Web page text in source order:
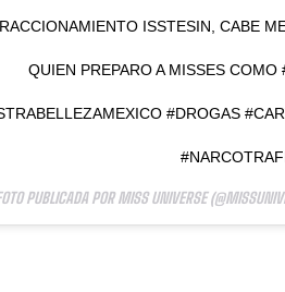
ISSTESIN, CABE
QUIEN PREPARO A MISSES
#DROGAS
PUBLICADA POR MISS UNIVERSE